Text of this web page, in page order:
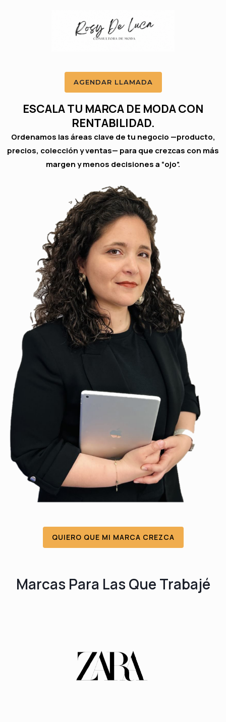
AGENDAR LLAMADA
ESCALA TU MARCA DE MODA CON
RENTABILIDAD.
Ordenamos las áreas clave de tu negocio —producto,
precios, colección y ventas— para que crezcas con más
margen y menos decisiones a “ojo”.
QUIERO QUE MI MARCA CREZCA
Marcas Para Las Que Trabajé